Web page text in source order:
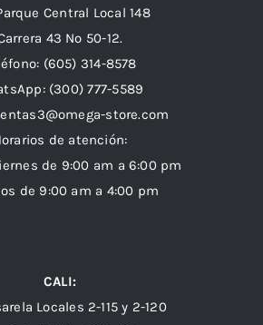
Central Local 148
43 Nº 50-12.
(605) 314-8578
(300) 777-5589
store.com
de atención:
de 9:00 am a 6:00 pm
de 9:00 am a 4:00 pm
CALI:
Locales 2-115 y 2-120